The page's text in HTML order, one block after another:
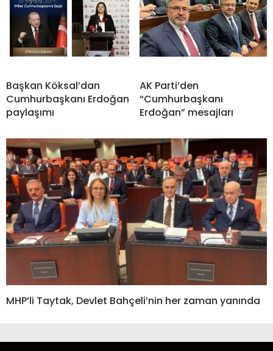
Başkan Köksal’dan
Cumhurbaşkanı Erdoğan
paylaşımı
AK Parti’den
“Cumhurbaşkanı
Erdoğan” mesajları
MHP’li Taytak, Devlet Bahçeli’nin her zaman yanında